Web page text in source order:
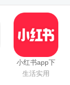
小红书app下
载安装
生活实用